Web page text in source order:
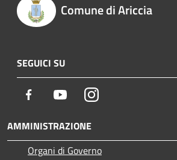
Comune di Ariccia
SEGUICI SU
Facebook YoutubeInstagram
AMMINISTRAZIONE
Organi di Governo